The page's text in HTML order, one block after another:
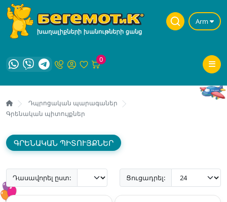
Arm
0
Դպրոցական պարագաներ
Գրենական պիտույքներ
ԳՐԵՆԱԿԱՆ ՊԻՏՈՒՅՔՆԵՐ
Դասավորել ըստ: Ցուցադրել: